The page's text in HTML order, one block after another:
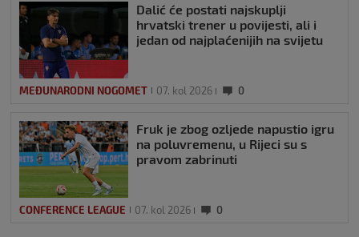
Dalić će postati najskuplji
hrvatski trener u povijesti, ali i
jedan od najplaćenijih na svijetu
MEĐUNARODNI NOGOMET 07. kol 2026 0
Fruk je zbog ozljede napustio igru
na poluvremenu, u Rijeci su s
pravom zabrinuti
CONFERENCE LEAGUE 07. kol 2026 0